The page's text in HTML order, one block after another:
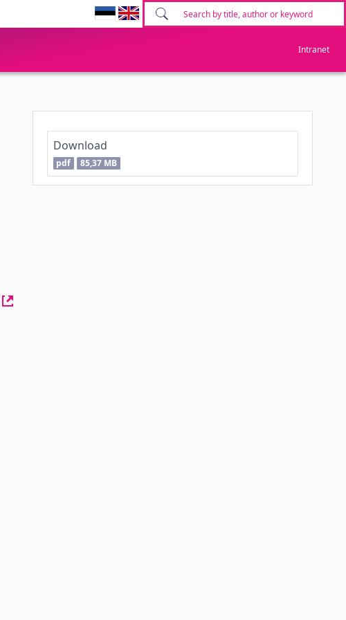
Intranet
Download
pdf 85,37 MB